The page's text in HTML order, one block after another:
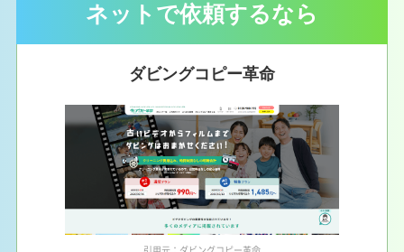
ネットで依頼するなら
ダビングコピー革命